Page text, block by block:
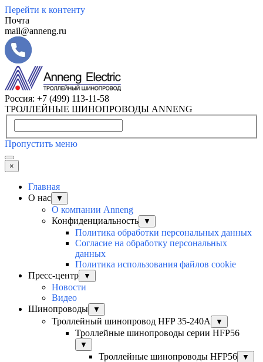
Перейти к контенту
Почта
mail@anneng.ru
Россия: +7 (499) 113-11-58
ТРОЛЛЕЙНЫЕ ШИНОПРОВОДЫ ANNENG
Пропустить меню
×
Главная
О нас
▼
О компании Anneng
Конфиденциальность
▼
Политика обработки персональных данных
Согласие на обработку персональных
данных
Политика использования файлов cookie
Пресс-центр
▼
Новости
Видео
Шинопроводы
▼
Троллейный шинопровод HFP 35-240А ▼
Троллейные шинопроводы серии HFP56
▼
Троллейные шинопроводы HFP56 ▼